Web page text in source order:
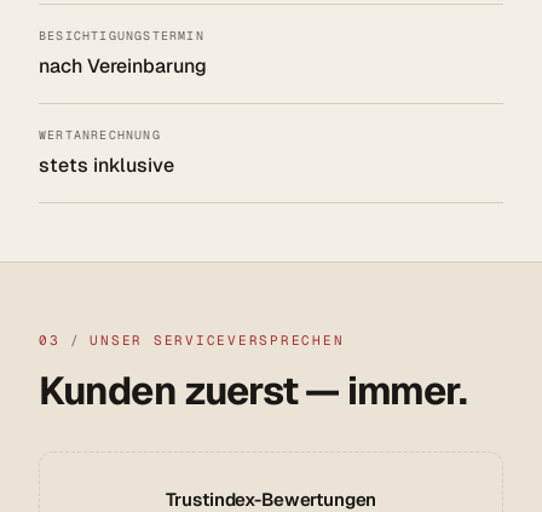
BESICHTIGUNGSTERMIN
nach Vereinbarung
WERTANRECHNUNG
stets inklusive
03 / UNSER SERVICEVERSPRECHEN
Kunden zuerst — immer.
Trustindex-Bewertungen